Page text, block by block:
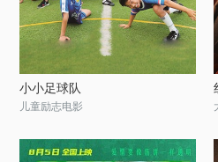
小小足球队
儿童励志电影